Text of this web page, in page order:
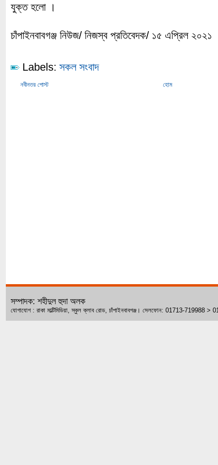
যুক্ত হলো ।
চাঁপাইনবাবগঞ্জ নিউজ/ নিজস্ব প্রতিবেদক/ ১৫ এপ্রিল ২০২১
Labels: সকল সংবাদ
নবীনতর পোস্ট হোম
সম্পাদক: শহীদুল হুদা অলক
যোগাযোগ : রাকা মাল্টিমিডিয়া, স্কুল ক্লাব রোড, চাঁপাইনবাবগঞ্জ। সেলফোন: 01713-